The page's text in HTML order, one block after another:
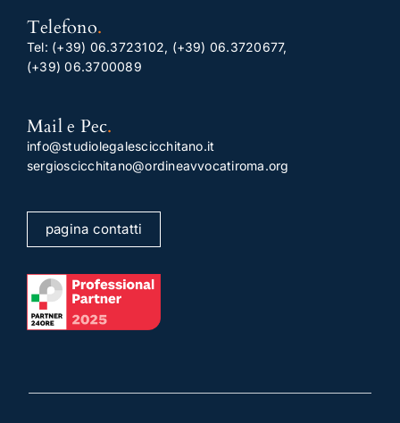
Telefono.
Tel: (+39) 06.3723102, (+39) 06.3720677,
(+39) 06.3700089
Mail e Pec.
info@studiolegalescicchitano.it
sergioscicchitano@ordineavvocatiroma.org
pagina contatti